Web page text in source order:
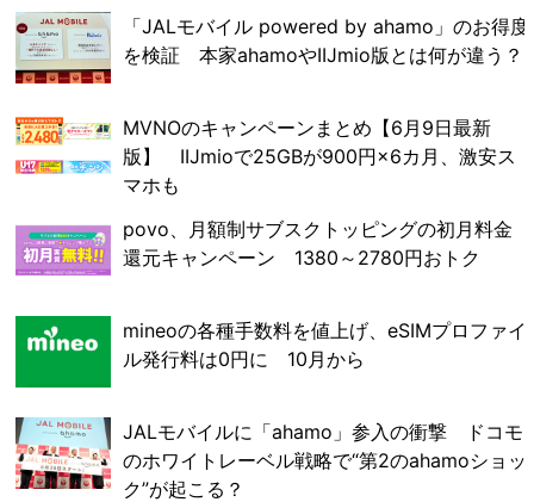
「JALモバイル powered by ahamo」のお得度
を検証 本家ahamoやIIJmio版とは何が違う？
MVNOのキャンペーンまとめ【6月9日最新
版】 IIJmioで25GBが900円×6カ月、激安ス
マホも
povo、月額制サブスクトッピングの初月料金
還元キャンペーン 1380～2780円おトク
mineoの各種手数料を値上げ、eSIMプロファイ
ル発行料は0円に 10月から
JALモバイルに「ahamo」参入の衝撃 ドコモ
のホワイトレーベル戦略で“第2のahamoショッ
ク”が起こる？